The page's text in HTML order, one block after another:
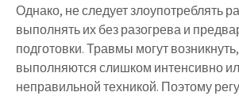
Однако, не следует злоупотреблять
выполнять их без разогрева и
подготовки. Травмы могут
выполняются слишком интенсивно
неправильной техникой. Поэтому